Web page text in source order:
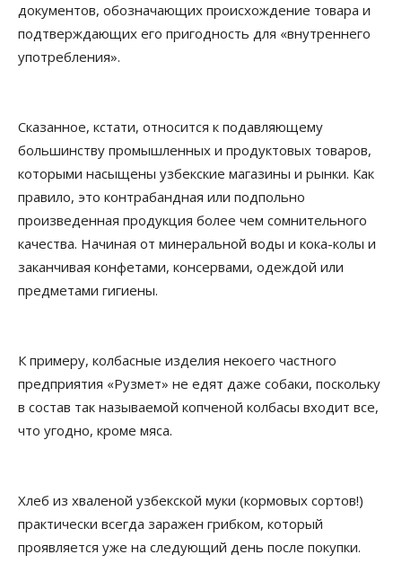
документов, обозначающих происхождение товара и
подтверждающих его пригодность для «внутреннего
употребления».
Сказанное, кстати, относится к подавляющему
большинству промышленных и продуктовых товаров,
которыми насыщены узбекские магазины и рынки. Как
правило, это контрабандная или подпольно
произведенная продукция более чем сомнительного
качества. Начиная от минеральной воды и кока-колы и
заканчивая конфетами, консервами, одеждой или
предметами гигиены.
К примеру, колбасные изделия некоего частного
предприятия «Рузмет» не едят даже собаки, поскольку
в состав так называемой копченой колбасы входит все,
что угодно, кроме мяса.
Хлеб из хваленой узбекской муки (кормовых сортов!)
практически всегда заражен грибком, который
проявляется уже на следующий день после покупки.